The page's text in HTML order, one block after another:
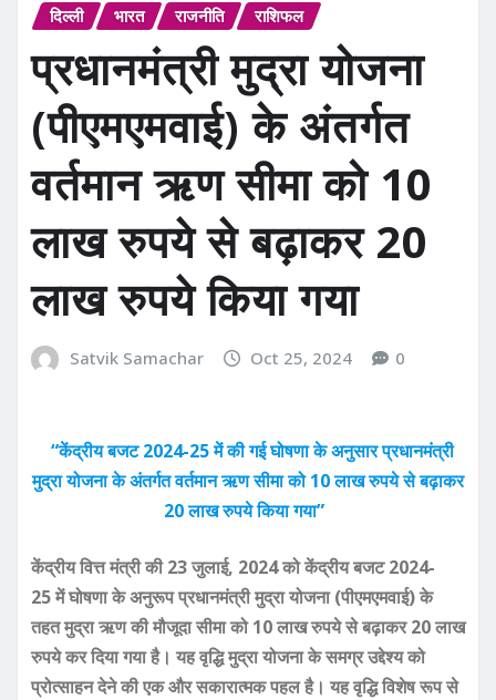
दिल्ली भारत राजनीति राशिफल
प्रधानमंत्री मुद्रा योजना
(पीएमएमवाई) के अंतर्गत
वर्तमान ऋण सीमा को 10
लाख रुपये से बढ़ाकर 20
लाख रुपये किया गया
Satvik Samachar Oct 25, 2024 0
“केंद्रीय बजट 2024-25 में की गई घोषणा के अनुसार प्रधानमंत्री
मुद्रा योजना के अंतर्गत वर्तमान ऋण सीमा को 10 लाख रुपये से बढ़ाकर
20 लाख रुपये किया गया”
केंद्रीय वित्त मंत्री की 23 जुलाई, 2024 को केंद्रीय बजट 2024-
25 में घोषणा के अनुरूप प्रधानमंत्री मुद्रा योजना (पीएमएमवाई) के
तहत मुद्रा ऋण की मौजूदा सीमा को 10 लाख रुपये से बढ़ाकर 20 लाख
रुपये कर दिया गया है। यह वृद्धि मुद्रा योजना के समग्र उद्देश्य को
प्रोत्साहन देने की एक और सकारात्मक पहल है। यह वृद्धि विशेष रूप से